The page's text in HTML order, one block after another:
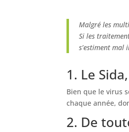
Malgré les
Si les
s’estiment mal
1. Le
Bien que le virus
chaque année,
2. De